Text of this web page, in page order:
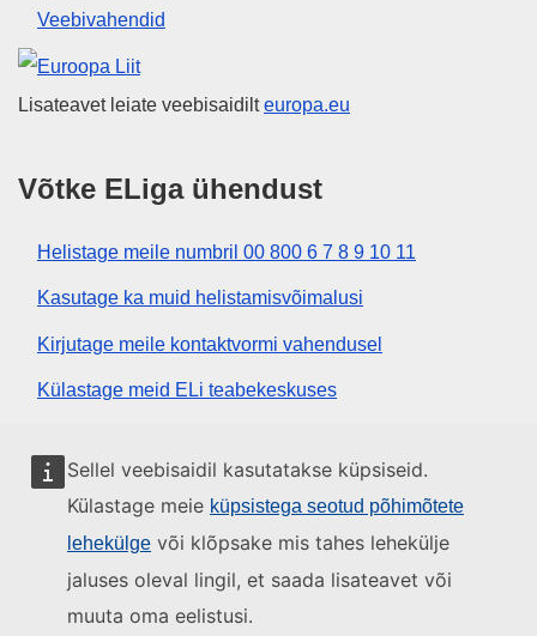
Sellel veebisaidil kasutatakse küpsiseid.
Külastage meie küpsistega seotud põhimõtete
lehekülge või klõpsake mis tahes lehekülje
jaluses oleval lingil, et saada lisateavet või
muuta oma eelistusi.
Veebivahendid
Euroopa Liit
Lisateavet leiate veebisaidilteuropa.eu
Võtke ELiga ühendust
Helistage meile numbril 00 800 6 7 8 9 10 11
Kasutage ka muid helistamisvõimalusi
Kirjutage meile kontaktvormi vahendusel
Külastage meid ELi teabekeskuses
Sotsiaalmeedia
ELi institutsioonid ja asutused